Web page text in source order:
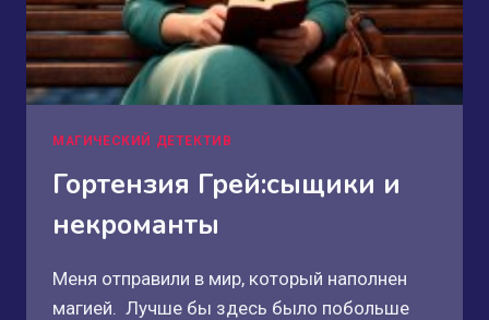
МАГИЧЕСКИЙ ДЕТЕКТИВ
Гортензия Грей:сыщики и
некроманты
Меня отправили в мир, который наполнен
магией. Лучше бы здесь было побольше